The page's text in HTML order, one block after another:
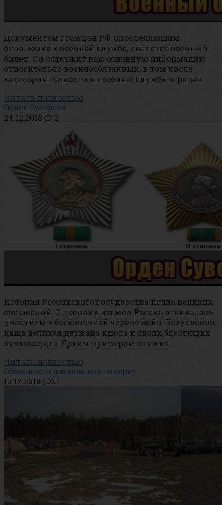
Документом граждан РФ, определяющим
отношение к военной службе, является военный
билет. Он содержит всю основную информацию
относительно военнообязанных, в том числе
категории годности к несению службы в рядах…
Читать полностью
Орден Суворова
24.12.2018 2
История Российского государства полна великих
свершений. С древних времён Россия отличалась
участием в бесконечной череде войн. Безусловно,
наша великая держава имела и своих блестящих
полководцев. Ярким примером служит…
Читать полностью
Обязанности дневального по парку
13.12.2018 0